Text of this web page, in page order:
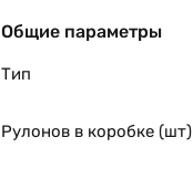
Общие параметры
Тип
Рулонов в коробке (шт)